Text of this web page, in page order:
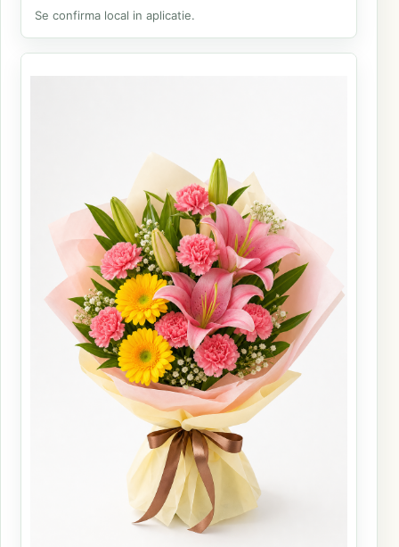
Se confirma local in aplicatie.